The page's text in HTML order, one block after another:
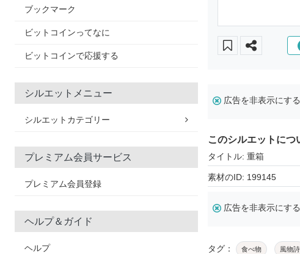
ブックマーク
ビットコインってなに
ビットコインで応援する
シルエットメニュー
シルエットカテゴリー
プレミアム会員サービス
プレミアム会員登録
ヘルプ＆ガイド
ヘルプ
広告を非表示にする
このシルエットにつ
タイトル: 重箱
素材のID: 199145
広告を非表示にする
タグ： 食べ物 風物詩